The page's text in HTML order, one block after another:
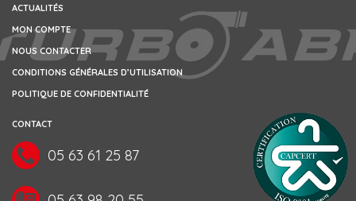
ACTUALITÉS
MON COMPTE
NOUS CONTACTER
CONDITIONS GÉNÉRALES D’UTILISATION
POLITIQUE DE CONFIDENTIALITÉ
CONTACT
05 63 61 25 87